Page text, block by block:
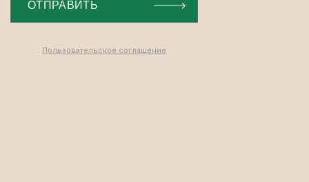
Пользовательское соглашение